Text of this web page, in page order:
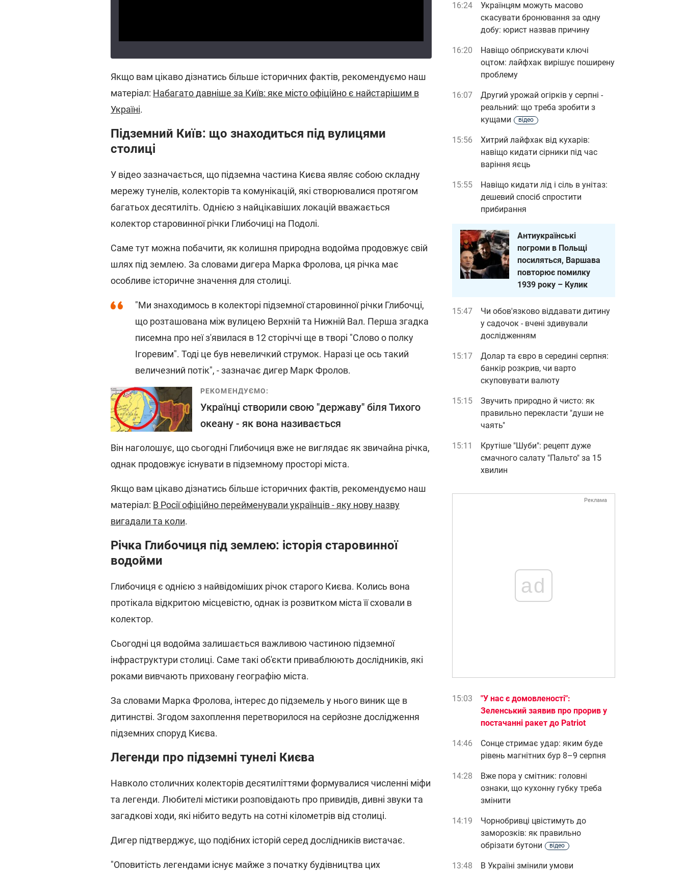
Якщо вам цікаво дізнатись більше історичних фактів, рекомендуємо наш
матеріал: Набагато давніше за Київ: яке місто офіційно є найстарішим в
Україні.
Підземний Київ: що знаходиться під вулицями
столиці
У відео зазначається, що підземна частина Києва являє собою складну
мережу тунелів, колекторів та комунікацій, які створювалися протягом
багатьох десятиліть. Однією з найцікавіших локацій вважається
колектор старовинної річки Глибочиці на Подолі.
Саме тут можна побачити, як колишня природна водойма продовжує свій
шлях під землею. За словами дигера Марка Фролова, ця річка має
особливе історичне значення для столиці.
"Ми знаходимось в колекторі підземної старовинної річки Глибочці,
що розташована між вулицею Верхній та Нижній Вал. Перша згадка
писемна про неї з'явилася в 12 сторіччі ще в творі "Слово о полку
Ігоревим". Тоді це був невеличкий струмок. Наразі це ось такий
величезний потік", - зазначає дигер Марк Фролов.
РЕКОМЕНДУЄМО:
Українці створили свою "державу" біля Тихого
океану - як вона називається
Він наголошує, що сьогодні Глибочиця вже не виглядає як звичайна річка,
однак продовжує існувати в підземному просторі міста.
Якщо вам цікаво дізнатись більше історичних фактів, рекомендуємо наш
матеріал: В Росії офіційно перейменували українців - яку нову назву
вигадали та коли.
Річка Глибочиця під землею: історія старовинної
водойми
Глибочиця є однією з найвідоміших річок старого Києва. Колись вона
протікала відкритою місцевістю, однак із розвитком міста її сховали в
колектор.
Сьогодні ця водойма залишається важливою частиною підземної
інфраструктури столиці. Саме такі об'єкти приваблюють дослідників, які
роками вивчають приховану географію міста.
За словами Марка Фролова, інтерес до підземель у нього виник ще в
дитинстві. Згодом захоплення перетворилося на серйозне дослідження
підземних споруд Києва.
Легенди про підземні тунелі Києва
Навколо столичних колекторів десятиліттями формувалися численні міфи
та легенди. Любителі містики розповідають про привидів, дивні звуки та
загадкові ходи, які нібито ведуть на сотні кілометрів від столиці.
Дигер підтверджує, що подібних історій серед дослідників вистачає.
"Оповитість легендами існує майже з початку будівництва цих
16:24
Українцям можуть масово
скасувати бронювання за одну
добу: юрист назвав причину
16:20
Навіщо обприскувати ключі
оцтом: лайфхак вирішує поширену
проблему
16:07
Другий урожай огірків у серпні -
реальний: що треба зробити з
кущами
відео
15:56
Хитрий лайфхак від кухарів:
навіщо кидати сірники під час
варіння яєць
15:55
Навіщо кидати лід і сіль в унітаз:
дешевий спосіб спростити
прибирання
Антиукраїнські
погроми в Польщі
посиляться, Варшава
повторює помилку
1939 року – Кулик
15:47
Чи обов'язково віддавати дитину
у садочок - вчені здивували
дослідженням
15:17
Долар та євро в середині серпня:
банкір розкрив, чи варто
скуповувати валюту
15:15
Звучить природно й чисто: як
правильно перекласти "души не
чаять"
15:11
Крутіше "Шуби": рецепт дуже
смачного салату "Пальто" за 15
хвилин
Реклама
ad
15:03
"У нас є домовленості":
Зеленський заявив про прорив у
постачанні ракет до Patriot
14:46
Сонце стримає удар: яким буде
рівень магнітних бур 8–9 серпня
14:28
Вже пора у смітник: головні
ознаки, що кухонну губку треба
змінити
14:19
Чорнобривці цвістимуть до
заморозків: як правильно
обрізати бутони
відео
13:48 В Україні змінили умови